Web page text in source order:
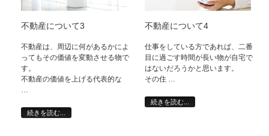
不動産について3
不動産は、周辺に何があるかによ
ってもその価値を変動させる物で
す。
不動産の価値を上げる代表的な
…
続きを読む...
不動産について4
仕事をしている方であれば、二番
目に過ごす時間が長い物が自宅で
はないだろうかと思います。
その住 …
続きを読む...